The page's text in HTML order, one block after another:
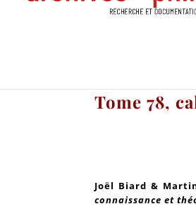
Tome 78,
Joël Biard &
connaissance et